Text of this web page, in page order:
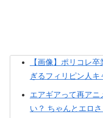
【画像】ポリコレ
ぎるフィリピン人キ
エアギアって再ア
い？ ちゃんとエロ